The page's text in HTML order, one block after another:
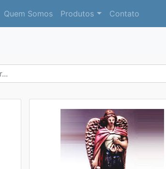
Quem Somos Produtos Contato